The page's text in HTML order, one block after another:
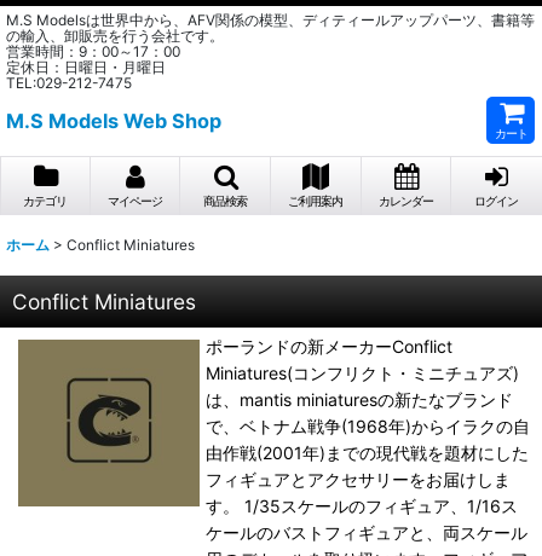
M.S Modelsは世界中から、AFV関係の模型、ディティールアップパーツ、書籍等
の輸入、卸販売を行う会社です。
営業時間：9：00～17：00
定休日：日曜日・月曜日
TEL:029-212-7475
M.S Models Web Shop
カート
カテゴリ マイページ 商品検索 ご利用案内 カレンダー ログイン
ホーム > Conflict Miniatures
Conflict Miniatures
ポーランドの新メーカーConflict
Miniatures(コンフリクト・ミニチュアズ)
は、mantis miniaturesの新たなブランド
で、ベトナム戦争(1968年)からイラクの自
由作戦(2001年)までの現代戦を題材にした
フィギュアとアクセサリーをお届けしま
す。 1/35スケールのフィギュア、1/16ス
ケールのバストフィギュアと、両スケール